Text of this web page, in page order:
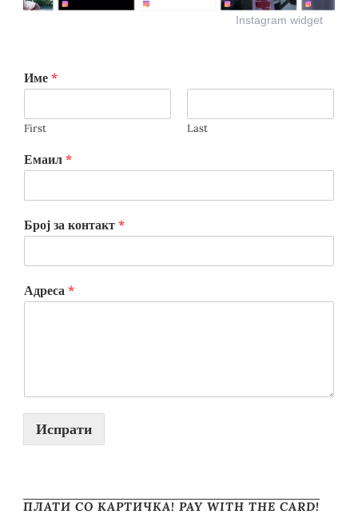
Instagram widget
Име *
First Last
Емаил *
Број за контакт *
Адреса *
Испрати
ПЛАТИ СО КАРТИЧКА! PAY WITH THE CARD!